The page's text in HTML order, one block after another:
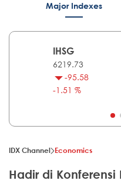
Major Indexes
IHSG
6219.73
-95.58
-1.51 %
IDX Channel Economics
Hadir di